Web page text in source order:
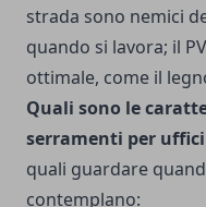
strada sono nemici
quando si lavora; il
ottimale, come il
Quali sono le
serramenti per uffici
quali guardare
contemplano: